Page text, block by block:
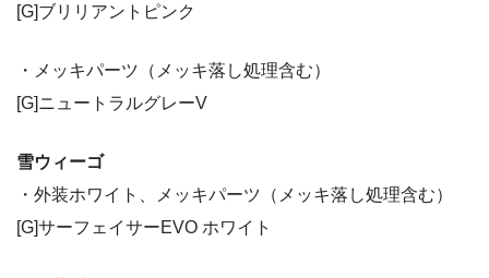
[G]ブリリアントピンク
・メッキパーツ（メッキ落し処理含む）
[G]ニュートラルグレーV
雪ウィーゴ
・外装ホワイト、メッキパーツ（メッキ落し処理含む）
[G]サーフェイサーEVO ホワイト